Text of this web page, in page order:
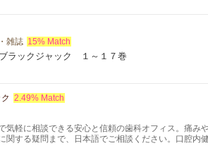
雑誌 15% Match
ラックジャック １～１７巻
2.49% Match
気軽に相談できる安心と信頼の歯科オフィス。痛み
関する疑問まで、日本語でご相談ください。口腔内